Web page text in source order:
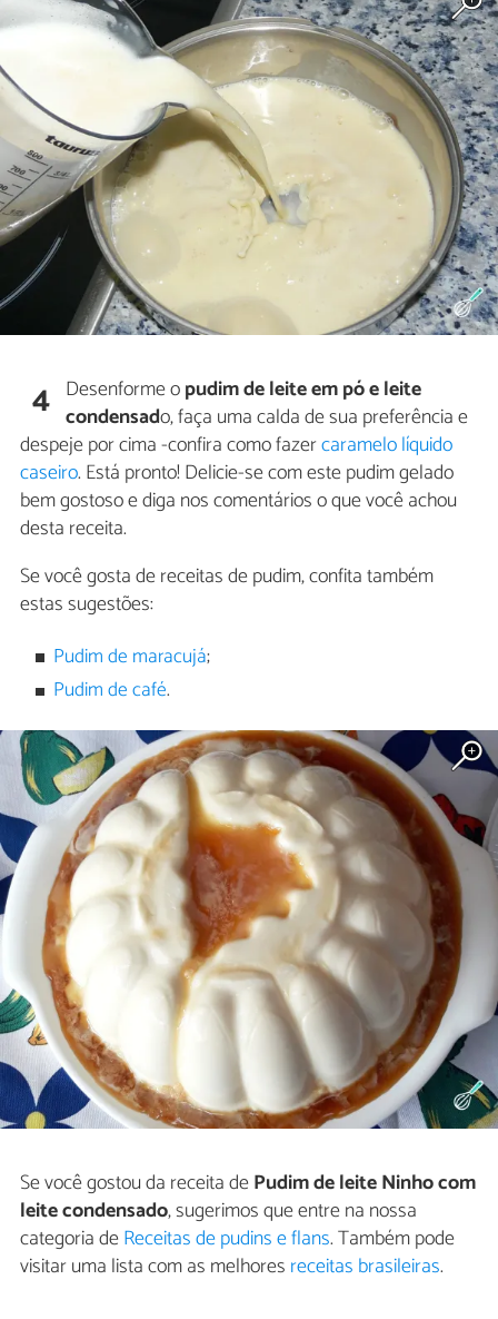
4 Desenforme opudim de leite em pó e leite
condensado, faça uma calda de sua preferência e
despeje por cima -confira como fazercaramelo líquido
caseiro. Está pronto! Delicie-se com este pudim gelado
bem gostoso e diga nos comentários o que você achou
desta receita.
Se você gosta de receitas de pudim, confita também
estas sugestões:
Pudim de maracujá;
Pudim de café.
Se você gostou da receita dePudim de leite Ninho com
leite condensado, sugerimos que entre na nossa
categoria deReceitas de pudins e flans. Também pode
visitar uma lista com as melhores receitas brasileiras.